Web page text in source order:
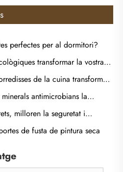
perfectes per al dormitori?
transformar la vostra
de la cuina transformar
quotidiana?
antimicrobians la
moderns?
milloren la seguretat i
de fusta de pintura seca